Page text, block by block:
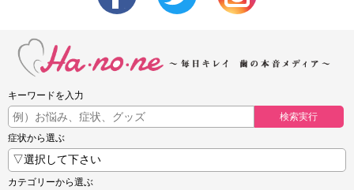
キーワードを入力
検索実行
症状から選ぶ
カテゴリーから選ぶ